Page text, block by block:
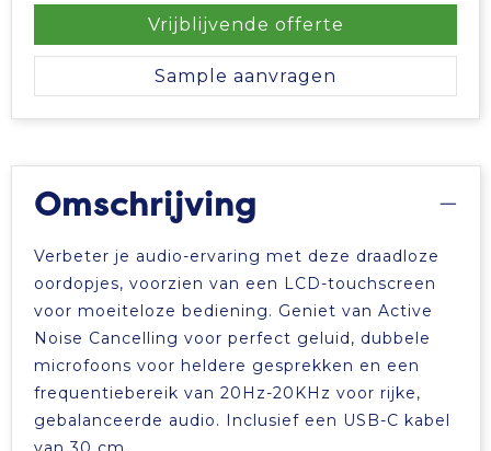
Trolleys
Vrijblijvende offerte
Sample aanvragen
Omschrijving
Verbeter je audio-ervaring met deze draadloze
oordopjes, voorzien van een LCD-touchscreen
voor moeiteloze bediening. Geniet van Active
Noise Cancelling voor perfect geluid, dubbele
microfoons voor heldere gesprekken en een
frequentiebereik van 20Hz-20KHz voor rijke,
gebalanceerde audio. Inclusief een USB-C kabel